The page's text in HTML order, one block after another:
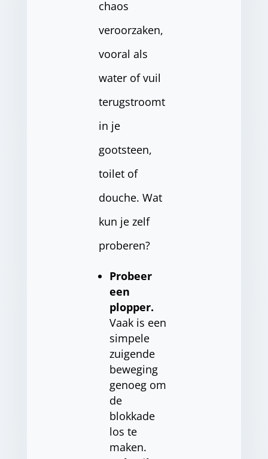
chaos
veroorzaken,
vooral als
water of vuil
terugstroomt
in je
gootsteen,
toilet of
douche. Wat
kun je zelf
proberen?
Probeer
een
plopper.
Vaak is een
simpele
zuigende
beweging
genoeg om
de
blokkade
los te
maken.